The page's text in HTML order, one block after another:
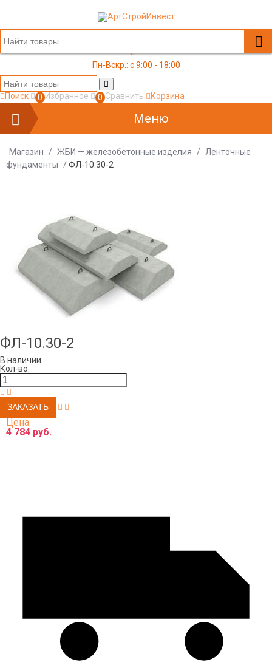
+7 (499) 117-03-05
Пн-Вскр.: c 9:00 - 18:00
Поиск 0 Избранное 0 Сравнить Корзина
Меню
Магазин / ЖБИ — железобетонные изделия / Ленточные
фундаменты
/ФЛ-10.30-2
ФЛ-10.30-2
В наличии
Кол-во:
Цена:
4 784 руб.